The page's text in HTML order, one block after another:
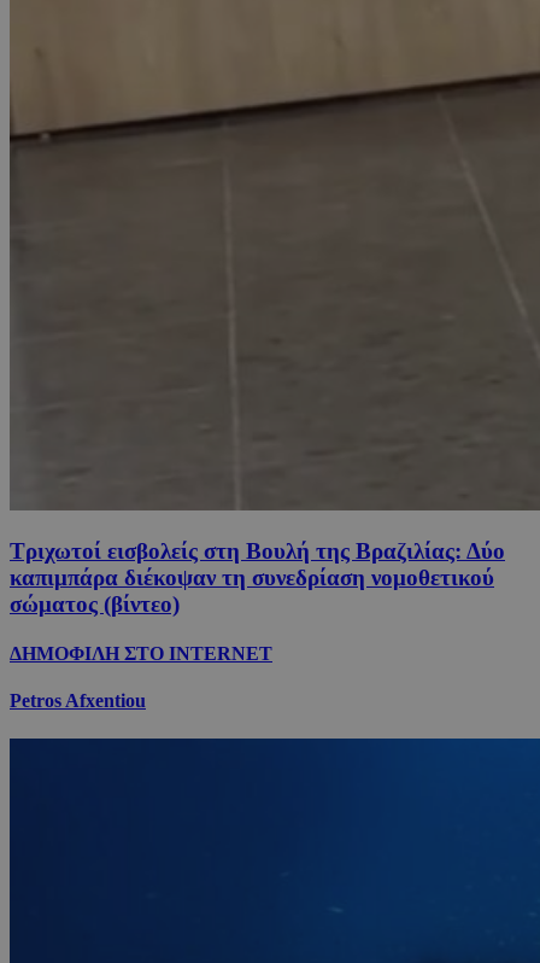
Τριχωτοί εισβολείς στη Βουλή της Βραζιλίας: Δύο
καπιμπάρα διέκοψαν τη συνεδρίαση νομοθετικού
σώματος (βίντεο)
ΔΗΜΟΦΙΛΗ ΣΤΟ INTERNET
Petros Afxentiou